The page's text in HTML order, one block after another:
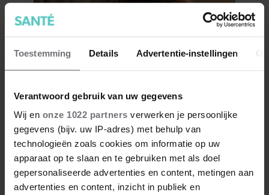
Toestemming Details Advertentie-instellingen
Verantwoord gebruik van uw gegevens
Wij en onze 1022 partners verwerken je persoonlijke
gegevens (bijv. uw IP-adres) met behulp van
technologieën zoals cookies om informatie op uw
apparaat op te slaan en te gebruiken met als doel
gepersonaliseerde advertenties en content, metingen aan
advertenties en content, inzicht in publiek en
7 kleine dingen die je leven
beter maken (en weinig tijd
kosten)